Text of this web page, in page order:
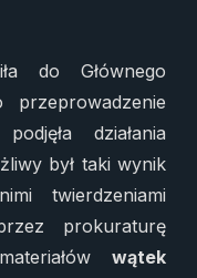
do Głównego
działania
był taki wynik
twierdzeniami
prokuraturę
wątek